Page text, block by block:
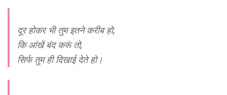
दूर होकर भी तुम इतने करीब हो,
कि आंखें बंद करूं तो,
सिर्फ तुम ही दिखाई देते हो।